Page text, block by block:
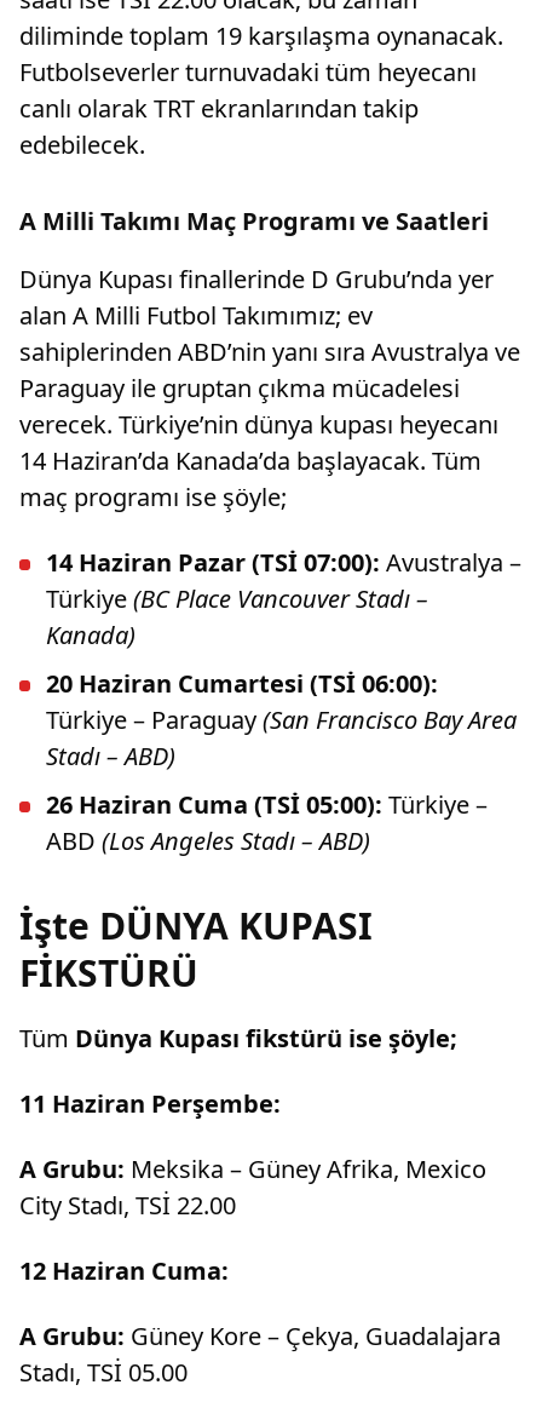
diliminde toplam 19 karşılaşma oynanacak.
Futbolseverler turnuvadaki tüm heyecanı
canlı olarak TRT ekranlarından takip
edebilecek.
A Milli Takımı Maç Programı ve Saatleri
Dünya Kupası finallerinde D Grubu’nda yer
alan A Milli Futbol Takımımız; ev
sahiplerinden ABD’nin yanı sıra Avustralya ve
Paraguay ile gruptan çıkma mücadelesi
verecek. Türkiye’nin dünya kupası heyecanı
14 Haziran’da Kanada’da başlayacak. Tüm
maç programı ise şöyle;
14 Haziran Pazar (TSİ 07:00): Avustralya –
Türkiye(BC Place Vancouver Stadı –
Kanada)
20 Haziran Cumartesi (TSİ 06:00):
Türkiye – Paraguay(San Francisco Bay Area
Stadı – ABD)
26 Haziran Cuma (TSİ 05:00): Türkiye –
ABD (Los Angeles Stadı – ABD)
İşte DÜNYA KUPASI
FİKSTÜRÜ
Tüm Dünya Kupası fikstürü ise şöyle;
11 Haziran Perşembe:
A Grubu: Meksika – Güney Afrika, Mexico
City Stadı, TSİ 22.00
12 Haziran Cuma:
A Grubu: Güney Kore – Çekya, Guadalajara
Stadı, TSİ 05.00